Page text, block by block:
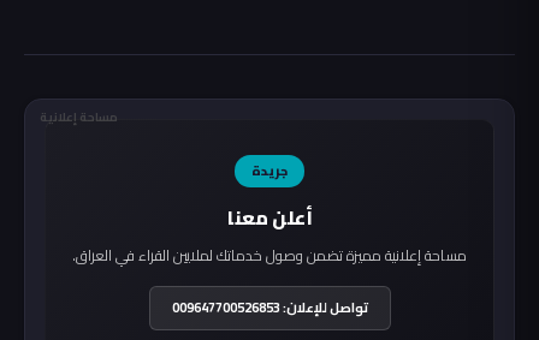
مساحة إعلانية
جريدة
أعلن معنا
مساحة إعلانية مميزة تضمن وصول خدماتك لملايين القراء في العراق.
تواصل للإعلان: 009647700526853